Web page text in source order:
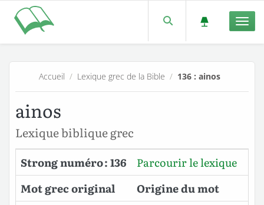
Accueil / Lexique grec de la Bible / 136 : ainos
ainos
Lexique biblique grec
Strong numéro : 136
Parcourir le lexique
Mot grec original
Origine du mot